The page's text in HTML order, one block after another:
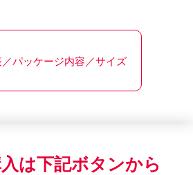
パッケージ内容／サイズ
は下記ボタンから